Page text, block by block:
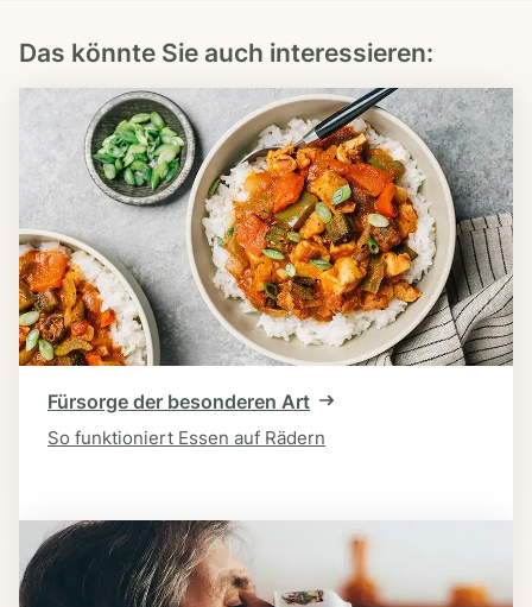
Das könnte Sie auch interessieren:
Fürsorge der besonderen Art
So funktioniert Essen auf Rädern